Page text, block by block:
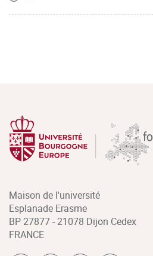
Maison de l'université
Esplanade Erasme
BP 27877 - 21078 Dijon Cedex
FRANCE